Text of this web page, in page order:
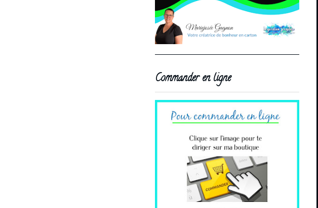
Commander en ligne